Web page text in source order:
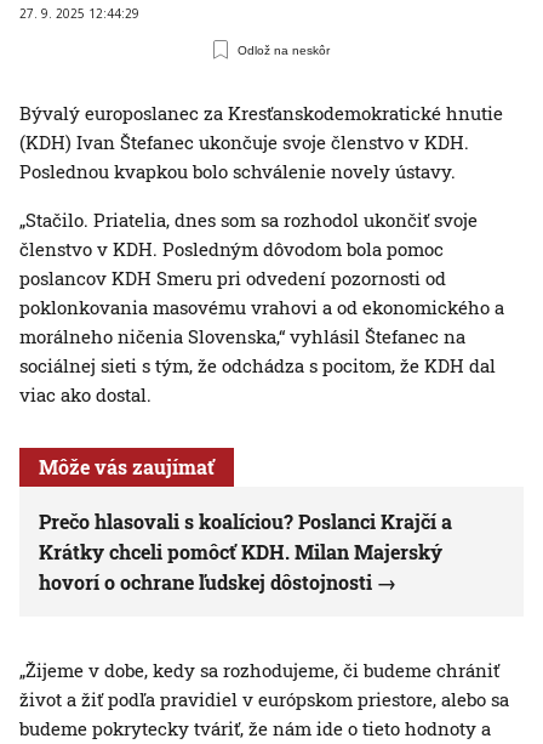
27. 9. 2025 12:44:29
Odlož na neskôr
Bývalý europoslanec za Kresťanskodemokratické hnutie
(KDH) Ivan Štefanec ukončuje svoje členstvo v KDH.
Poslednou kvapkou bolo schválenie novely ústavy.
„Stačilo. Priatelia, dnes som sa rozhodol ukončiť svoje
členstvo v KDH. Posledným dôvodom bola pomoc
poslancov KDH Smeru pri odvedení pozornosti od
poklonkovania masovému vrahovi a od ekonomického a
morálneho ničenia Slovenska,“ vyhlásil Štefanec na
sociálnej sieti s tým, že odchádza s pocitom, že KDH dal
viac ako dostal.
Môže vás zaujímať
Prečo hlasovali s koalíciou? Poslanci Krajčí a
Krátky chceli pomôcť KDH. Milan Majerský
hovorí o ochrane ľudskej dôstojnosti
„Žijeme v dobe, kedy sa rozhodujeme, či budeme chrániť
život a žiť podľa pravidiel v európskom priestore, alebo sa
budeme pokrytecky tváriť, že nám ide o tieto hodnoty a